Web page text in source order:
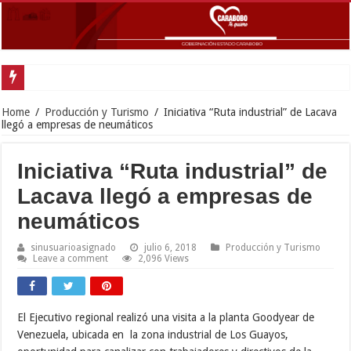
Home / Producción y Turismo / Iniciativa “Ruta industrial” de Lacava
llegó a empresas de neumáticos
Iniciativa “Ruta industrial” de
Lacava llegó a empresas de
neumáticos
sinusuarioasignado julio 6, 2018
Producción y Turismo
Leave a comment
2,096 Views
El Ejecutivo regional realizó una visita a la planta Goodyear de
Venezuela, ubicada en la zona industrial de Los Guayos,